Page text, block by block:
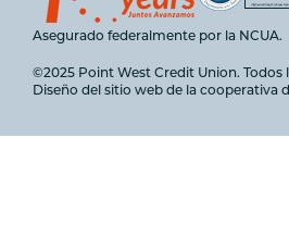
Asegurado federalmente por la NCUA.
©2025 Point West Credit Union. Todos
Diseño del sitio web de la cooperativa